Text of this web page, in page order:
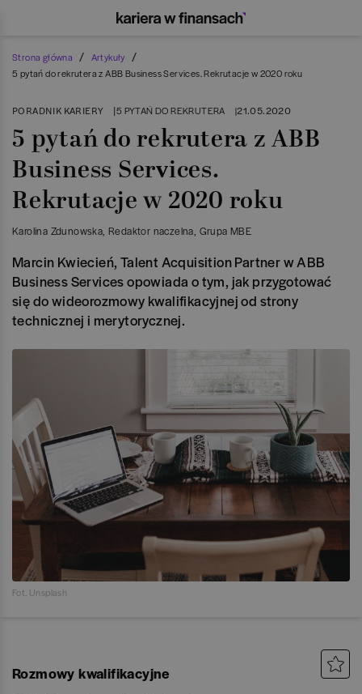
Strona główna / Artykuły /
5 pytań do rekrutera z ABB Business Services. Rekrutacje w 2020 roku
PORADNIK KARIERY |5 PYTAŃ DO REKRUTERA |21.05.2020
5 pytań do rekrutera z ABB
Business Services.
Rekrutacje w 2020 roku
Karolina Zdunowska, Redaktor naczelna, Grupa MBE
Marcin Kwiecień, Talent Acquisition Partner w ABB
Business Services opowiada o tym, jak przygotować
się do wideorozmowy kwalifikacyjnej od strony
technicznej i merytorycznej.
Fot. Unsplash
Rozmowy kwalifikacyjne